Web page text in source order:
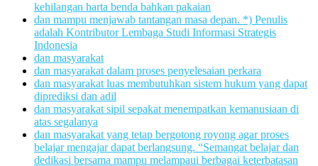
kehilangan harta benda bahkan pakaian
dan mampu menjawab tantangan masa depan. *) Penulis
adalah Kontributor Lembaga Studi Informasi Strategis
Indonesia
dan masyarakat
dan masyarakat dalam proses penyelesaian perkara
dan masyarakat luas membutuhkan sistem hukum yang dapat
diprediksi dan adil
dan masyarakat sipil sepakat menempatkan kemanusiaan di
atas segalanya
dan masyarakat yang tetap bergotong royong agar proses
belajar mengajar dapat berlangsung. “Semangat belajar dan
dedikasi bersama mampu melampaui berbagai keterbatasan